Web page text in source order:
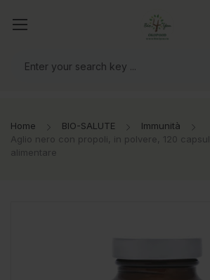
mondo!
Home BIO-SALUTE
Immunità
Aglio nero con propoli, in polvere, 120
alimentare